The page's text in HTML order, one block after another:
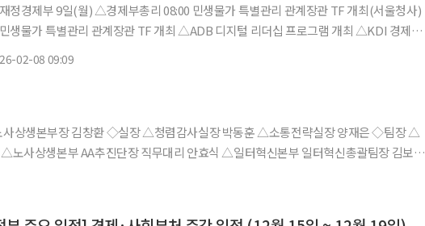
△경제부총리 08:00 민생물가 특별관리 관계장관 TF 개최(서울청사)
가 특별관리 관계장관 TF 개최 △ADB 디지털 리더십 프로그램 개최 △KDI 경제동
02-08 09:09
박동훈 △소통전략실장 양재은 ◇팀장 △
노사상생본부 AA추진단장 직무대리 안효식 △일터혁신본부 일터혁신총괄팀장 김보령